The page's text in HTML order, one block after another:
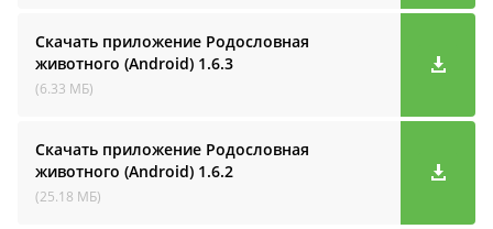
Скачать приложение Родословная
животного (Android) 1.6.3
(6.33 МБ)
Скачать приложение Родословная
животного (Android) 1.6.2
(25.18 МБ)